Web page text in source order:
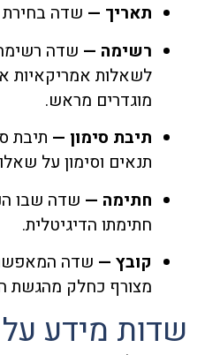
תאריך — שדה בחירת
רשימה — שדה
לשאלות אמריקאיות
מוגדרים מראש.
תיבת סימון — תיבת
תנאים וסימון על
חתימה — שדה שבו
חתימתו הדיגיטלית.
קובץ — שדה
מצורף כחלק מהגשת
שדות מידע